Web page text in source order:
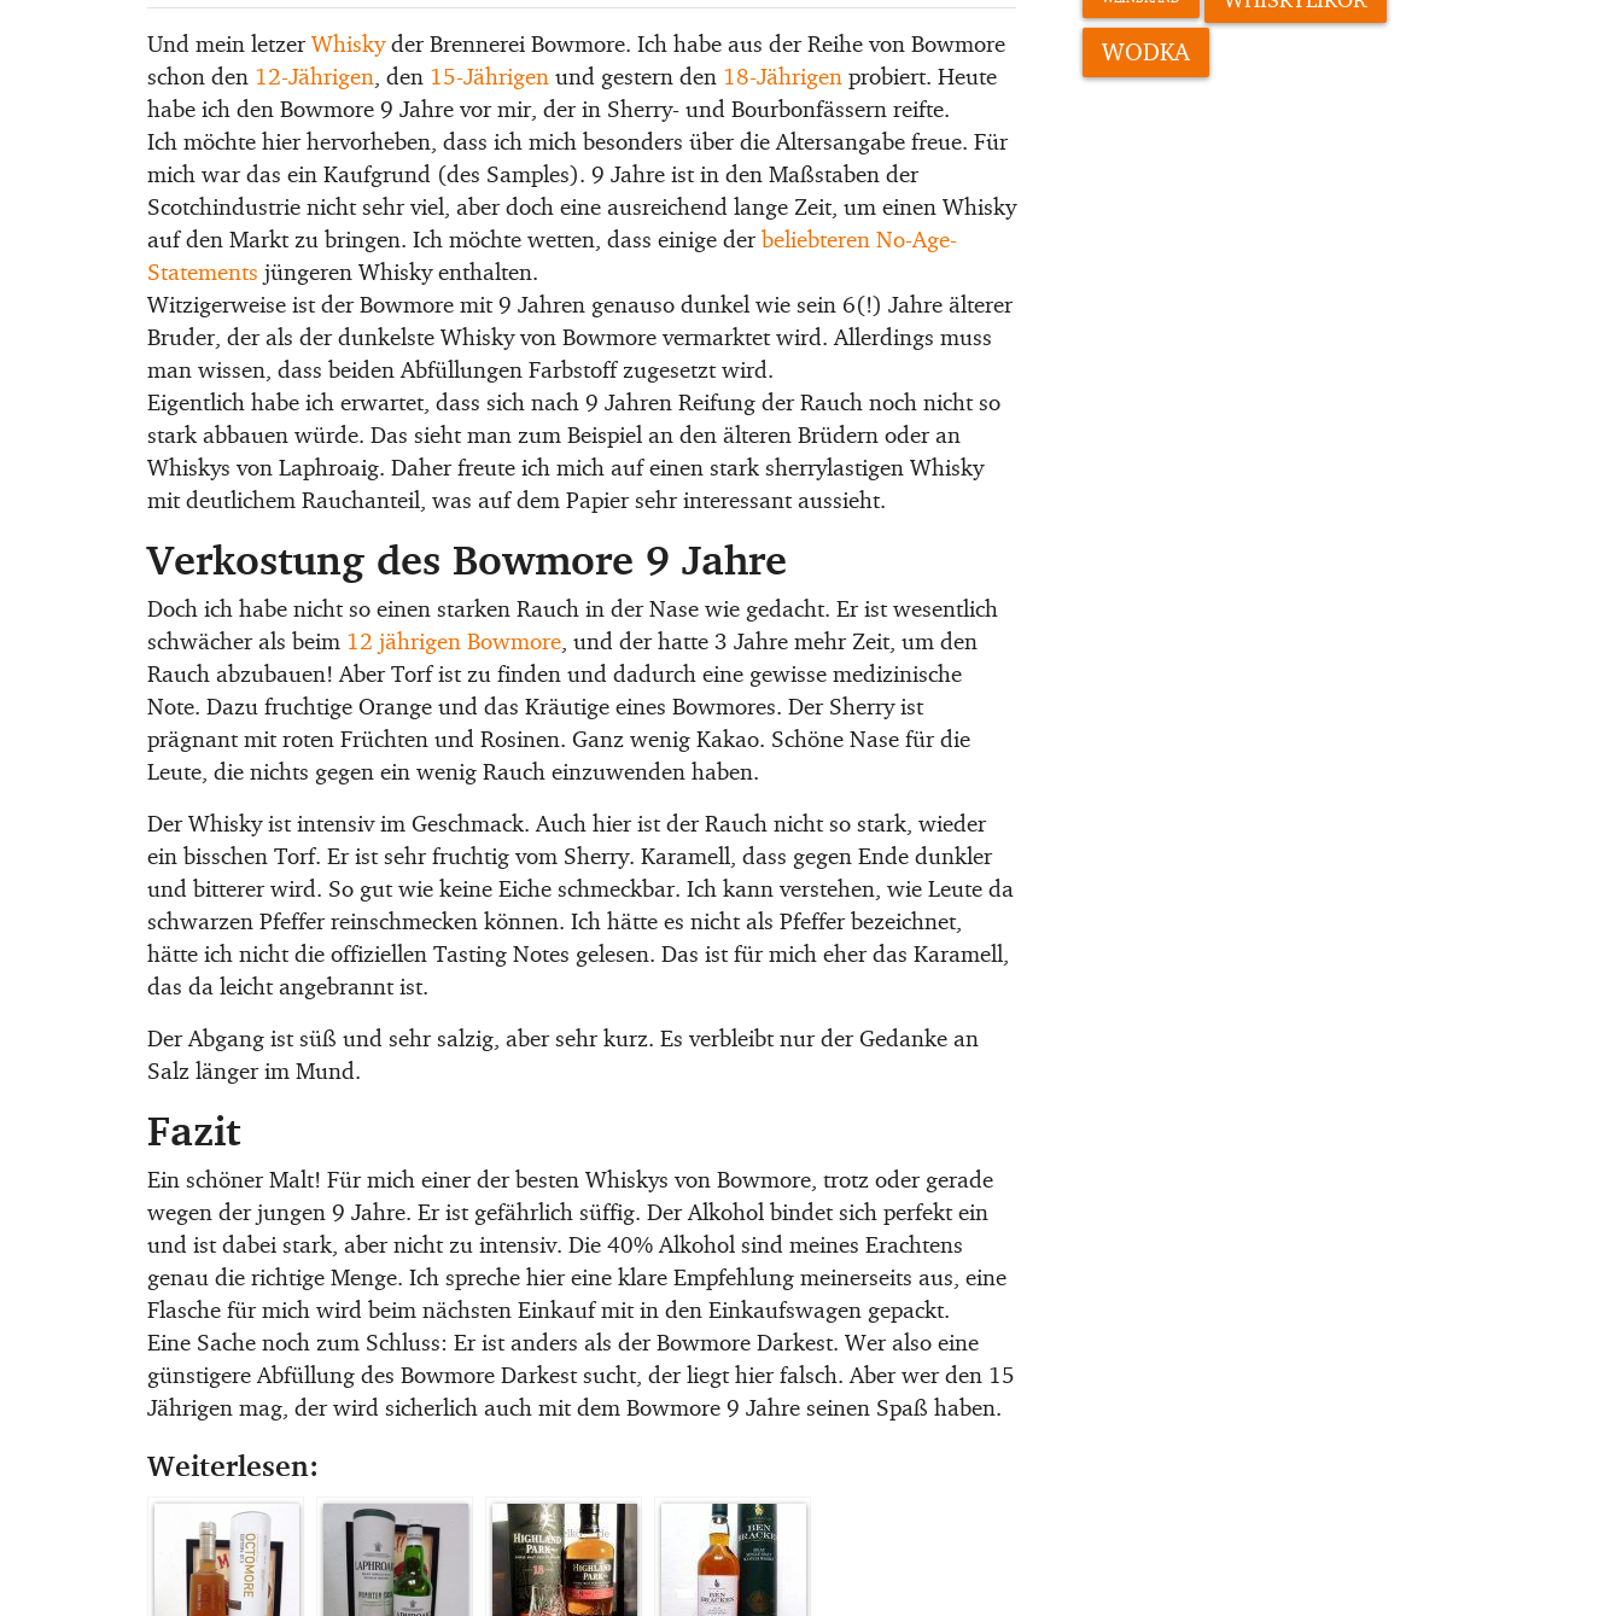
Und mein letzerWhiskyder Brennerei Bowmore. Ich habe aus der Reihe von Bowmore
schon den 12-Jährigen , den 15-Jährigen und gestern den 18-Jährigen probiert. Heute
habe ich den Bowmore 9 Jahre vor mir, der in Sherry- und Bourbonfässern reifte.
Ich möchte hier hervorheben, dass ich mich besonders über die Altersangabe freue. Für
mich war das ein Kaufgrund (des Samples). 9 Jahre ist in den Maßstaben der
Scotchindustrie nicht sehr viel, aber doch eine ausreichend lange Zeit, um einen Whisky
auf den Markt zu bringen. Ich möchte wetten, dass einige derbeliebteren No-Age-
Statements jüngeren Whisky enthalten.
Witzigerweise ist der Bowmore mit 9 Jahren genauso dunkel wie sein 6(!) Jahre älterer
Bruder, der als der dunkelste Whisky von Bowmore vermarktet wird. Allerdings muss
man wissen, dass beiden Abfüllungen Farbstoff zugesetzt wird.
Eigentlich habe ich erwartet, dass sich nach 9 Jahren Reifung der Rauch noch nicht so
stark abbauen würde. Das sieht man zum Beispiel an den älteren Brüdern oder an
Whiskys von Laphroaig. Daher freute ich mich auf einen stark sherrylastigen Whisky
mit deutlichem Rauchanteil, was auf dem Papier sehr interessant aussieht.
Verkostung des Bowmore 9 Jahre
Doch ich habe nicht so einen starken Rauch in der Nase wie gedacht. Er ist wesentlich
schwächer als beim 12 jährigen Bowmore , und der hatte 3 Jahre mehr Zeit, um den
Rauch abzubauen! Aber Torf ist zu finden und dadurch eine gewisse medizinische
Note. Dazu fruchtige Orange und das Kräutige eines Bowmores. Der Sherry ist
prägnant mit roten Früchten und Rosinen. Ganz wenig Kakao. Schöne Nase für die
Leute, die nichts gegen ein wenig Rauch einzuwenden haben.
Der Whisky ist intensiv im Geschmack. Auch hier ist der Rauch nicht so stark, wieder
ein bisschen Torf. Er ist sehr fruchtig vom Sherry. Karamell, dass gegen Ende dunkler
und bitterer wird. So gut wie keine Eiche schmeckbar. Ich kann verstehen, wie Leute da
schwarzen Pfeffer reinschmecken können. Ich hätte es nicht als Pfeffer bezeichnet,
hätte ich nicht die offiziellen Tasting Notes gelesen. Das ist für mich eher das Karamell,
das da leicht angebrannt ist.
Der Abgang ist süß und sehr salzig, aber sehr kurz. Es verbleibt nur der Gedanke an
Salz länger im Mund.
Fazit
Ein schöner Malt! Für mich einer der besten Whiskys von Bowmore, trotz oder gerade
wegen der jungen 9 Jahre. Er ist gefährlich süffig. Der Alkohol bindet sich perfekt ein
und ist dabei stark, aber nicht zu intensiv. Die 40% Alkohol sind meines Erachtens
genau die richtige Menge. Ich spreche hier eine klare Empfehlung meinerseits aus, eine
Flasche für mich wird beim nächsten Einkauf mit in den Einkaufswagen gepackt.
Eine Sache noch zum Schluss: Er ist anders als der Bowmore Darkest. Wer also eine
günstigere Abfüllung des Bowmore Darkest sucht, der liegt hier falsch. Aber wer den 15
Jährigen mag, der wird sicherlich auch mit dem Bowmore 9 Jahre seinen Spaß haben.
Weiterlesen:
WODKA